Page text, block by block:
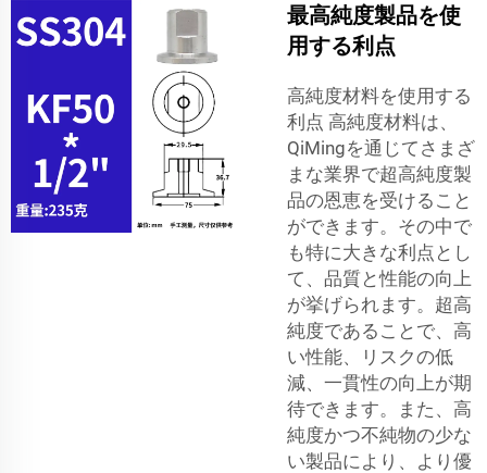
最高純度製品を使
用する利点
高純度材料を使用する
利点 高純度材料は、
QiMingを通じてさまざ
まな業界で超高純度製
品の恩恵を受けること
ができます。その中で
も特に大きな利点とし
て、品質と性能の向上
が挙げられます。超高
純度であることで、高
い性能、リスクの低
減、一貫性の向上が期
待できます。また、高
純度かつ不純物の少な
い製品により、より優